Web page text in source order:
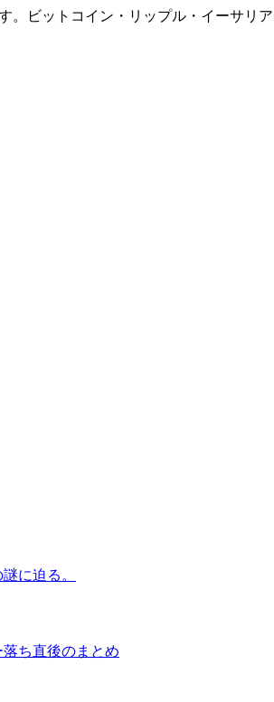
。ビットコイン・リップル・イーサリ
に迫る。
ち直後のまとめ